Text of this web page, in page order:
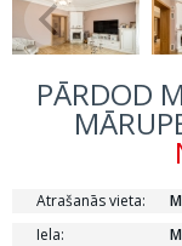
PĀRDOD
Atrašanās vieta:
Iela: